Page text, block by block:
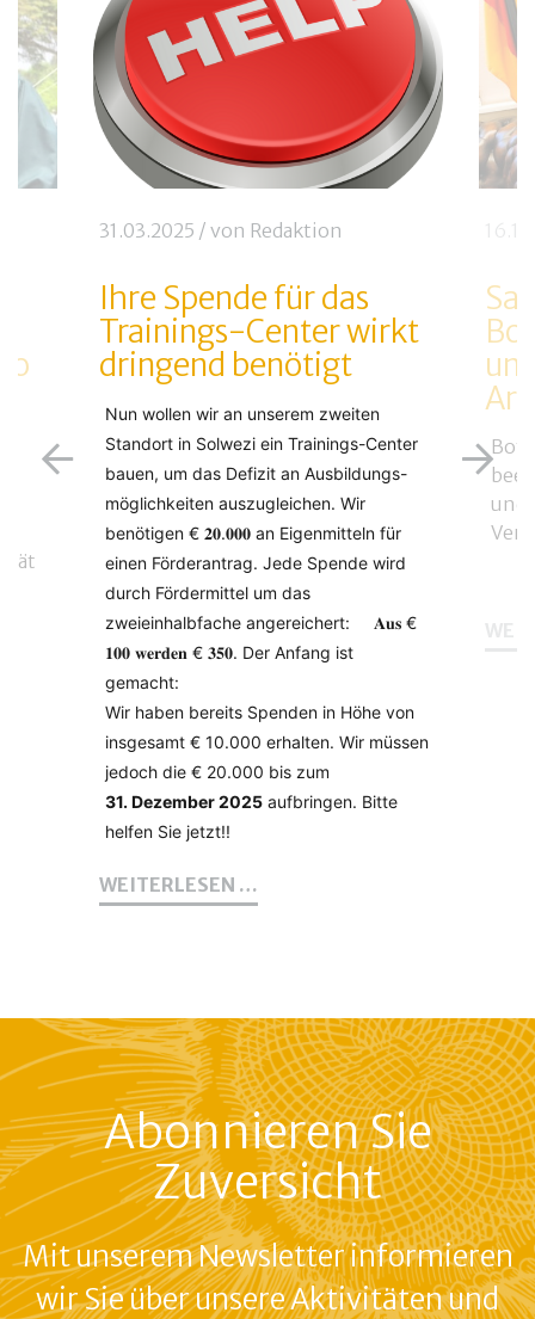
31.03.2025 / von Redaktion
Ihre Spende für das
Trainings-Center wirkt
dringend benötigt
Nun wollen wir an unserem zweiten
Standort in Solwezi ein Trainings-Center
bauen, um das Defizit an Ausbildungs-
möglichkeiten auszugleichen. Wir
benötigen € 𝟐𝟎.𝟎𝟎𝟎 an Eigenmitteln für
einen Förderantrag. Jede Spende wird
durch Fördermittel um das
zweieinhalbfache angereichert: 𝐀𝐮𝐬 €
𝟏𝟎𝟎 𝐰𝐞𝐫𝐝𝐞𝐧 € 𝟑𝟓𝟎. Der Anfang ist
gemacht:
Wir haben bereits Spenden in Höhe von
insgesamt € 10.000 erhalten. Wir müssen
jedoch die € 20.000 bis zum
31. Dezember 2025 aufbringen. Bitte
helfen Sie jetzt!!
WEITERLESEN …
SPENDE
WIRKT
DRINGEND
BENÖTIGT
und
Abonnieren Sie
Zuversicht
Mit unserem Newsletter informieren
wir Sie über unsere Aktivitäten und